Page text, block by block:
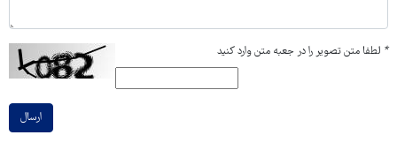
* لطفا متن تصویر را در جعبه متن وارد کنید
ارسال